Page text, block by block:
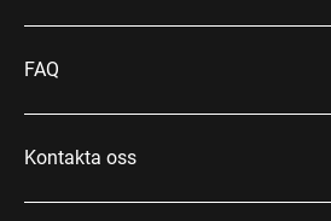
FAQ
Kontakta oss